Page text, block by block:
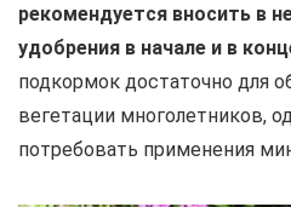
рекомендуется вносить в
удобрения в начале и в
подкормок достаточно для
вегетации многолетников,
потребовать применения